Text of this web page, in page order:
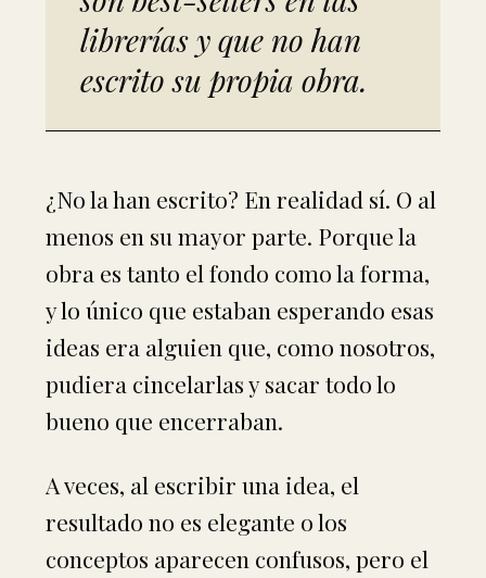
librerías y que no han
escrito su propia obra.
¿No la han escrito? En realidad sí. O al
menos en su mayor parte. Porque la
obra es tanto el fondo como la forma,
y lo único que estaban esperando esas
ideas era alguien que, como nosotros,
pudiera cincelarlas y sacar todo lo
bueno que encerraban.
A veces, al escribir una idea, el
resultado no es elegante o los
conceptos aparecen confusos, pero el